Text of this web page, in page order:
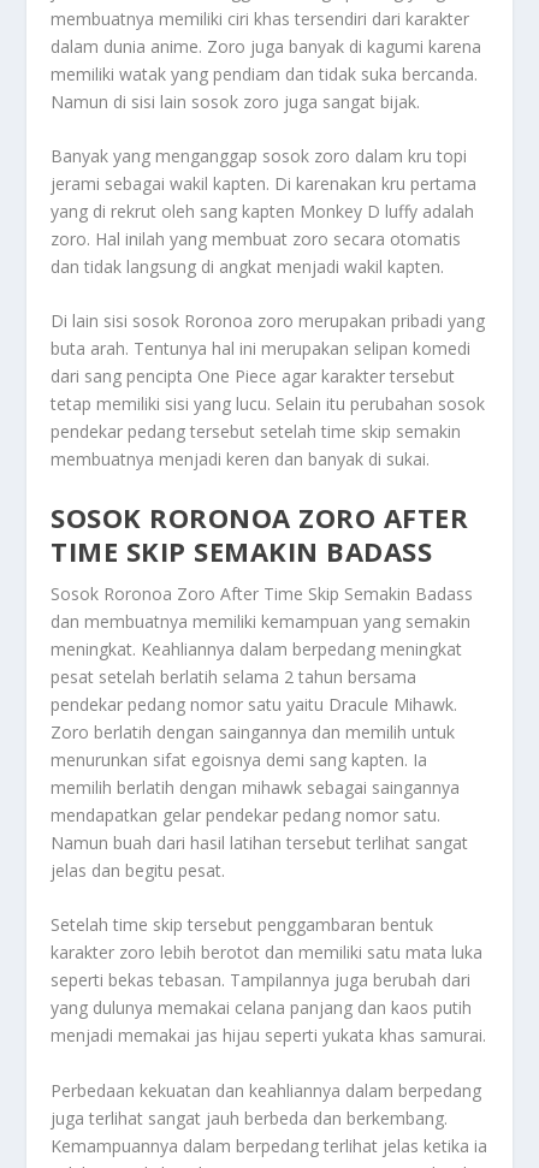
membuatnya memiliki ciri khas tersendiri dari karakter
dalam dunia anime. Zoro juga banyak di kagumi karena
memiliki watak yang pendiam dan tidak suka bercanda.
Namun di sisi lain sosok zoro juga sangat bijak.
Banyak yang menganggap sosok zoro dalam kru topi
jerami sebagai wakil kapten. Di karenakan kru pertama
yang di rekrut oleh sang kapten Monkey D luffy adalah
zoro. Hal inilah yang membuat zoro secara otomatis
dan tidak langsung di angkat menjadi wakil kapten.
Di lain sisi sosok Roronoa zoro merupakan pribadi yang
buta arah. Tentunya hal ini merupakan selipan komedi
dari sang pencipta One Piece agar karakter tersebut
tetap memiliki sisi yang lucu. Selain itu perubahan sosok
pendekar pedang tersebut setelah time skip semakin
membuatnya menjadi keren dan banyak di sukai.
SOSOK RORONOA ZORO AFTER
TIME SKIP SEMAKIN BADASS
Sosok Roronoa Zoro After Time Skip Semakin Badass
dan membuatnya memiliki kemampuan yang semakin
meningkat. Keahliannya dalam berpedang meningkat
pesat setelah berlatih selama 2 tahun bersama
pendekar pedang nomor satu yaitu Dracule Mihawk.
Zoro berlatih dengan saingannya dan memilih untuk
menurunkan sifat egoisnya demi sang kapten. Ia
memilih berlatih dengan mihawk sebagai saingannya
mendapatkan gelar pendekar pedang nomor satu.
Namun buah dari hasil latihan tersebut terlihat sangat
jelas dan begitu pesat.
Setelah time skip tersebut penggambaran bentuk
karakter zoro lebih berotot dan memiliki satu mata luka
seperti bekas tebasan. Tampilannya juga berubah dari
yang dulunya memakai celana panjang dan kaos putih
menjadi memakai jas hijau seperti yukata khas samurai.
Perbedaan kekuatan dan keahliannya dalam berpedang
juga terlihat sangat jauh berbeda dan berkembang.
Kemampuannya dalam berpedang terlihat jelas ketika ia